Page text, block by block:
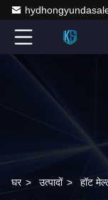
घर > उत्पादों > हॉट